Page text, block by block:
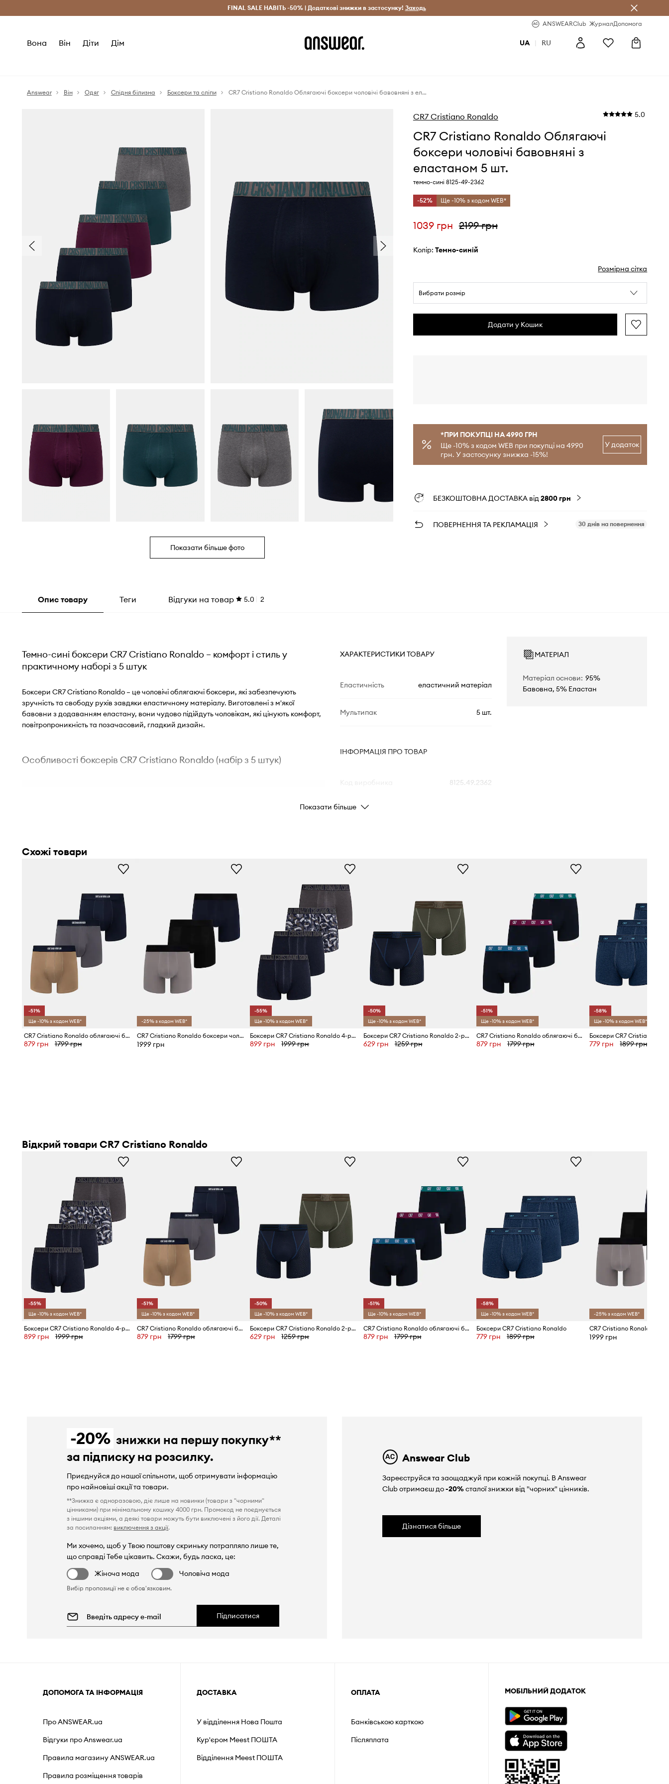
Безкоштовна доставка з ЄС (від 2800 грн) Лише оригінальні товари Заощаджуй з Answear Club
FINAL SALE НАВІТЬ -50% | Додаткові знижки в застосунку! Заходь
ANSWEARClub ЖурналДопомога
Вона Він Діти Дім UA | RU
Answear Він Одяг Спідня білизна Боксери та сліпи CR7 Cristiano Ronaldo Облягаючі боксери чоловічі бавовняні з еластаном 5 шт.
Показати більше фото
CR7 Cristiano Ronaldo 5.0
CR7 Cristiano Ronaldo Облягаючі
боксери чоловічі бавовняні з
еластаном 5 шт.
темно-сині 8125-49-2362
-52% Ще -10% з кодом WEB*
1039 грн 2199 грн
Колір: темно-синій
Розмірна сітка
Вибрати розмір
Додати у Кошик
*ПРИ ПОКУПЦІ НА 4990 ГРН
Ще -10% з кодом WEB при покупці на 4990
грн. У застосунку знижка -15%!
У додаток
БЕЗКОШТОВНА ДОСТАВКА від2800 грн
ПОВЕРНЕННЯ ТА РЕКЛАМАЦІЯ 30 днів на повернення
Опис товару Теги Відгуки на товар 5.0 2
Темно-сині боксери CR7 Cristiano Ronaldo – комфорт і стиль у
практичному наборі з 5 штук
Боксери CR7 Cristiano Ronaldo – це чоловічі облягаючі боксери, які забезпечують
зручність та свободу рухів завдяки еластичному матеріалу. Виготовлені з м'якої
бавовни з додаванням еластану, вони чудово підійдуть чоловікам, які цінують комфорт,
повітропроникність та позачасовий, гладкий дизайн.
Особливості боксерів CR7 Cristiano Ronaldo (набір з 5 штук)
приємний контакт зі шкірою, мінімізуючи подразнення
сприяє свободі рухів, адаптуючись до силуету без
Широка гумка з логотипом CR7
утримує білизну на місці, додаючи
спортивного акценту до загального вигляду
Практичний набір з 5 штук
ХАРАКТЕРИСТИКИ ТОВАРУ
Еластичність еластичний матеріал
Мультипак 5 шт.
ІНФОРМАЦІЯ ПРО ТОВАР
8125.49.2362
Колір
ID Товару
МАТЕРІАЛ
Матеріал основи: 95%
Бавовна, 5% Еластан
Показати більше
Схожі товари
-51%
Ще -10% з кодом WEB*
CR7 Cristiano Ronaldo облягаючі боксери чоловічі 3-пак
879 грн 1799 грн
-25% з кодом WEB*
CR7 Cristiano Ronaldo боксери чоловічі з модалем x MODAL CONCEPT 3 шт.
1999 грн
-55%
Ще -10% з кодом WEB*
Боксери CR7 Cristiano Ronaldo 4-pack
899 грн 1999 грн
-50%
Ще -10% з кодом WEB*
Боксери CR7 Cristiano Ronaldo 2-pack
629 грн 1259 грн
-51%
Ще -10% з кодом WEB*
CR7 Cristiano Ronaldo облягаючі боксери чоловічі бавовняні з еластаном 3 шт.
879 грн 1799 грн
-58%
Ще -10% з кодом WEB*
Боксери CR7 Cristiano
779 грн 1899 грн
Відкрий товари CR7 Cristiano Ronaldo
-55%
Ще -10% з кодом WEB*
Боксери CR7 Cristiano Ronaldo 4-pack
899 грн 1999 грн
-51%
Ще -10% з кодом WEB*
CR7 Cristiano Ronaldo облягаючі боксери чоловічі 3-пак
879 грн 1799 грн
-50%
Ще -10% з кодом WEB*
Боксери CR7 Cristiano Ronaldo 2-pack
629 грн 1259 грн
-51%
Ще -10% з кодом WEB*
CR7 Cristiano Ronaldo облягаючі боксери чоловічі бавовняні з еластаном 3 шт.
879 грн 1799 грн
-58%
Ще -10% з кодом WEB*
Боксери CR7 Cristiano Ronaldo
779 грн 1899 грн
-25% з кодом WEB*
1999 грн
-20% знижки на першу покупку**
за підписку на розсилку.
Приєднуйся до нашої спільноти, щоб отримувати інформацію
про найновіші акції та товари.
**Знижка є одноразовою, діє лише на новинки (товари з "чорними"
цінниками) при мінімальному кошику 4000 грн. Промокод не поєднується
з іншими акціями, а деякі товари можуть бути виключені з його дії. Деталі
за посиланням: виключення з акції.
Ми хочемо, щоб у Твою поштову скриньку потрапляло лише те,
що справді Тебе цікавить. Скажи, будь ласка, це:
Жіноча мода
Чоловіча мода
Вибір пропозиції не є обов'язковим.
Підписатися
Answear Club
Зареєструйся та заощаджуй при кожній покупці. В Answear
Club отримаєш до-20%сталої знижки від "чорних" цінників.
Дізнатися більше
ДОПОМОГА ТА ІНФОРМАЦІЯ
Про ANSWEAR.ua
Відгуки про Answear.ua
Правила магазину ANSWEAR.ua
Правила розміщення товарів
ДОСТАВКА
У відділення Нова Пошта
Кур'єром Meest ПОШТА
Відділення Мeest ПОШТА
ОПЛАТА
Банківською карткою
Післяплата
МОБІЛЬНИЙ ДОДАТОК